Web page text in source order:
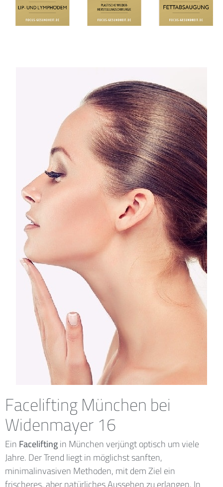
Facelifting München bei
Widenmayer 16
EinFaceliftingin München verjüngt optisch um viele
Jahre. Der Trend liegt in möglichst sanften,
minimalinvasiven Methoden, mit dem Ziel ein